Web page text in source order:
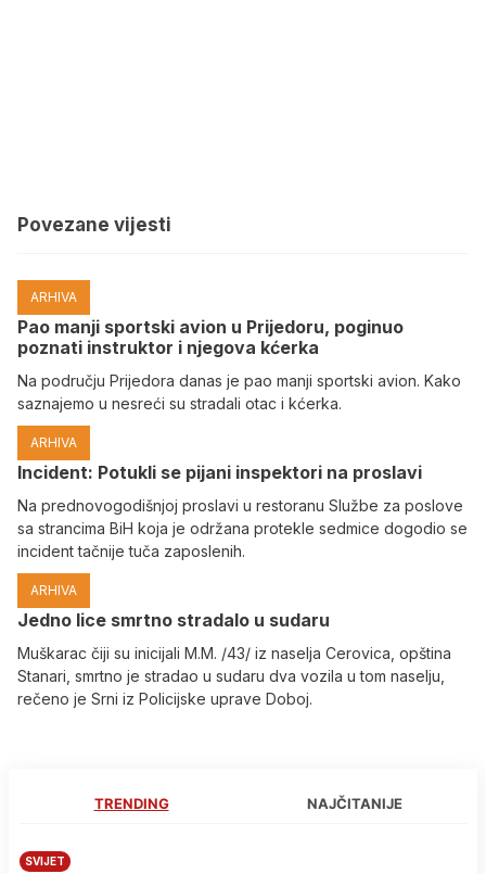
Povezane vijesti
ARHIVA
Pao manji sportski avion u Prijedoru, poginuo
poznati instruktor i njegova kćerka
Na području Prijedora danas je pao manji sportski avion. Kako
saznajemo u nesreći su stradali otac i kćerka.
ARHIVA
Incident: Potukli se pijani inspektori na proslavi
Na prednovogodišnjoj proslavi u restoranu Službe za poslove
sa strancima BiH koja je održana protekle sedmice dogodio se
incident tačnije tuča zaposlenih.
ARHIVA
Јedno lice smrtno stradalo u sudaru
Muškarac čiji su inicijali M.M. /43/ iz naselja Cerovica, opština
Stanari, smrtno je stradao u sudaru dva vozila u tom naselju,
rečeno je Srni iz Policijske uprave Doboj.
TRENDING NAJČITANIJE
SVIJET